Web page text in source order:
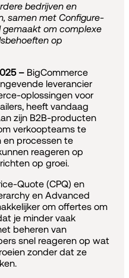
bedrijven en
samen met Configure-
gemaakt om complexe
op
– BigCommerce
leverancier
oplossingen voor
heeft vandaag
zijn B2B-producten
verkoopteams te
en processen te
reageren op
op groei.
Quote (CPQ) en
en Advanced
om offertes om
je minder vaak
beheren van
snel reageren op wat
zonder dat ze